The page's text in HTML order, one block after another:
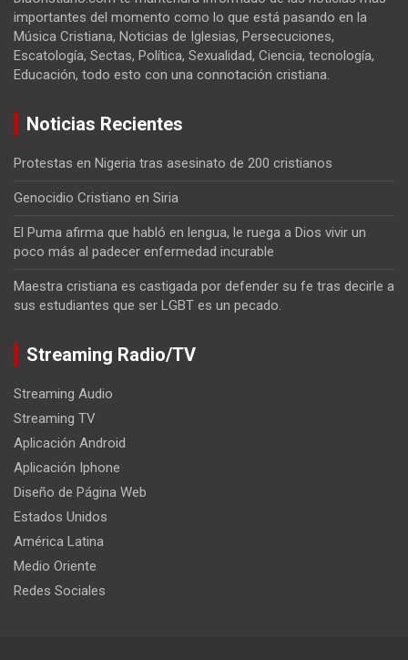
importantes del momento como lo que está pasando en la
Música Cristiana, Noticias de Iglesias, Persecuciones,
Escatología, Sectas, Política, Sexualidad, Ciencia, tecnología,
Educación, todo esto con una connotación cristiana.
Noticias Recientes
Protestas en Nigeria tras asesinato de 200 cristianos
Genocidio Cristiano en Siria
El Puma afirma que habló en lengua, le ruega a Dios vivir un
poco más al padecer enfermedad incurable
Maestra cristiana es castigada por defender su fe tras decirle a
sus estudiantes que ser LGBT es un pecado.
Streaming Radio/TV
Streaming Audio
Streaming TV
Aplicación Android
Aplicación Iphone
Diseño de Página Web
Estados Unidos
América Latina
Medio Oriente
Redes Sociales